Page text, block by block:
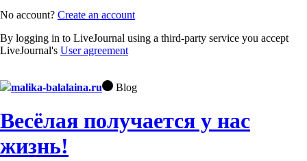
No account? Create an account
By logging in to LiveJournal using a third-party service you accept
LiveJournal's User agreement
malika-balalaina.ru Blog
Весёлая получается у нас
жизнь!